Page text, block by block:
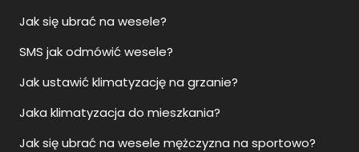
Jak się ubrać na wesele?
SMS jak odmówić wesele?
Jak ustawić klimatyzację na grzanie?
Jaka klimatyzacja do mieszkania?
Jak się ubrać na wesele mężczyzna na sportowo?